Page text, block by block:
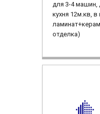
для 3-4 машин,
кухня 12м.кв,
отделка)